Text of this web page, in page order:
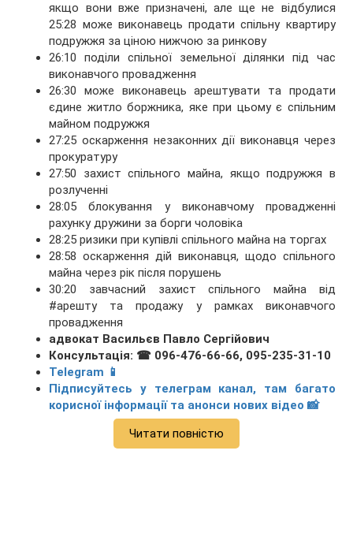
якщо вони вже призначені, але ще не відбулися
25:28 може виконавець продати спільну квартиру
подружжя за ціною нижчою за ринкову
26:10 поділи спільної земельної ділянки під час
виконавчого провадження
26:30 може виконавець арештувати та продати
єдине житло боржника, яке при цьому є спільним
майном подружжя
27:25 оскарження незаконних дії виконавця через
прокуратуру
27:50 захист спільного майна, якщо подружжя в
розлученні
28:05 блокування у виконавчому провадженні
рахунку дружини за борги чоловіка
28:25 ризики при купівлі спільного майна на торгах
28:58 оскарження дій виконавця, щодо спільного
майна через рік після порушень
30:20 завчасний захист спільного майна від
#арешту та продажу у рамках виконавчого
провадження
адвокат Васильєв Павло Сергійович
Консультація: ☎ 096-476-66-66, 095-235-31-10
Telegram 📱
Підписуйтесь у телеграм канал, там багато
корисної інформації та анонси нових відео 📸
Читати повністю